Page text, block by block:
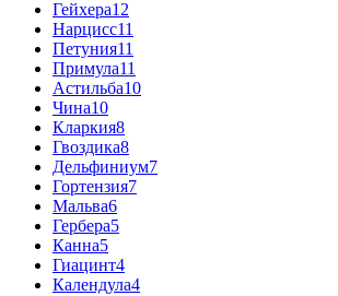
Гейхера12
Нарцисс11
Петуния11
Примула11
Астильба10
Чина10
Кларкия8
Гвоздика8
Дельфиниум7
Гортензия7
Мальва6
Гербера5
Канна5
Гиацинт4
Календула4